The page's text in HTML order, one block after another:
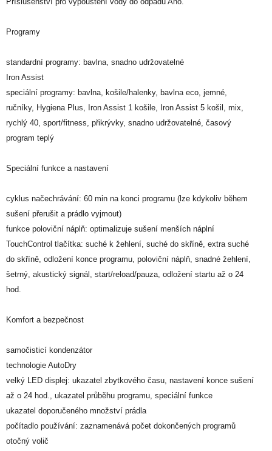
Programy
standardní programy: bavlna, snadno udržovatelné
Iron Assist
speciální programy: bavlna, košile/halenky, bavlna eco, jemné,
ručníky, Hygiena Plus, Iron Assist 1 košile, Iron Assist 5 košil, mix,
rychlý 40, sport/fitness, přikrývky, snadno udržovatelné, časový
program teplý
Speciální funkce a nastavení
cyklus načechrávání: 60 min na konci programu (lze kdykoliv během
sušení přerušit a prádlo vyjmout)
funkce poloviční náplň: optimalizuje sušení menších náplní
TouchControl tlačítka: suché k žehlení, suché do skříně, extra suché
do skříně, odložení konce programu, poloviční náplň, snadné žehlení,
šetrný, akustický signál, start/reload/pauza, odložení startu až o 24
hod.
Komfort a bezpečnost
samočisticí kondenzátor
technologie AutoDry
velký LED displej: ukazatel zbytkového času, nastavení konce sušení
až o 24 hod., ukazatel průběhu programu, speciální funkce
ukazatel doporučeného množství prádla
počítadlo používání: zaznamenává počet dokončených programů
otočný volič